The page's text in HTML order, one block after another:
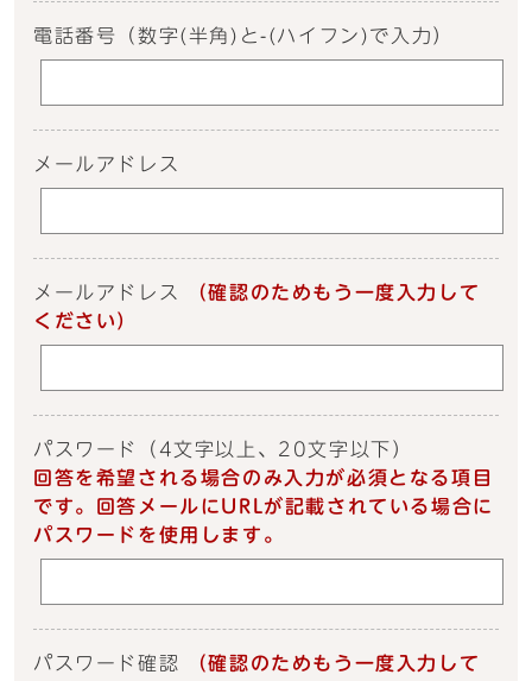
電話番号 （数字(半角)と-(ハイフン)で入力）
メールアドレス
メールアドレス
（確認のためもう一度入力して
ください）
パスワード
（4文字以上、20文字以下）
回答を希望される場合のみ入力が必須となる項目
です。回答メールにURLが記載されている場合に
パスワードを使用します。
パスワード確認
（確認のためもう一度入力して